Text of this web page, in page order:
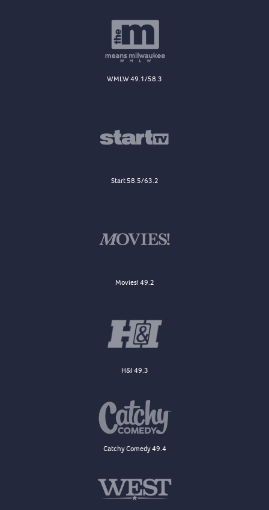
WMLW 49.1/58.3
Start 58.5/63.2
Movies! 49.2
H&I 49.3
Catchy Comedy 49.4